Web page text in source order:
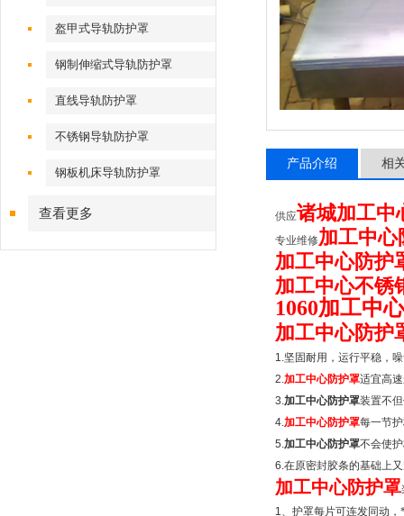
盔甲式导轨防护罩
钢制伸缩式导轨防护罩
直线导轨防护罩
不锈钢导轨防护罩
钢板机床导轨防护罩
查看更多
产品介绍 相
供应诸城加工中
专业维修加工中心
加工中心防护
加工中心不锈
1060加工中
加工中心防护
1.坚固耐用，运行平稳，
2.加工中心防护罩适宜高
3.加工中心防护罩装置不
4.加工中心防护罩每一节
5.加工中心防护罩不会使
6.在原密封胶条的基础上
加工中心防护罩
1、护罩每片可连发同动